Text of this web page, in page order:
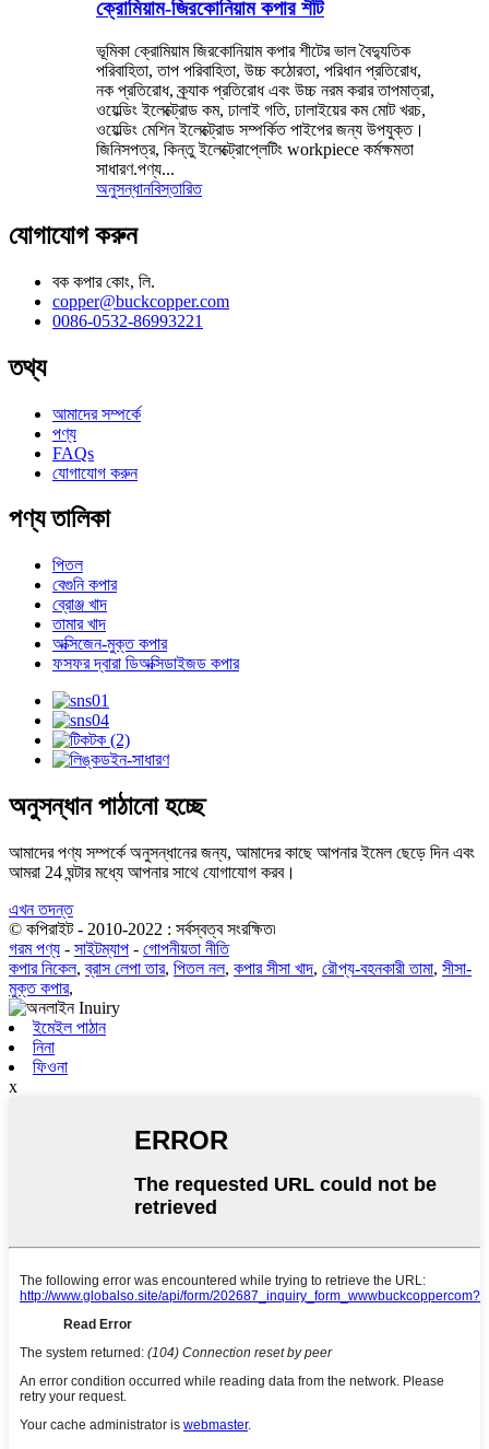
ক্রোমিয়াম-জিরকোনিয়াম কপার শীট
ভূমিকা ক্রোমিয়াম জিরকোনিয়াম কপার শীটের ভাল বৈদ্যুতিক
পরিবাহিতা, তাপ পরিবাহিতা, উচ্চ কঠোরতা, পরিধান প্রতিরোধ,
নক প্রতিরোধ, ক্র্যাক প্রতিরোধ এবং উচ্চ নরম করার তাপমাত্রা,
ওয়েল্ডিং ইলেক্ট্রোড কম, ঢালাই গতি, ঢালাইয়ের কম মোট খরচ,
ওয়েল্ডিং মেশিন ইলেক্ট্রোড সম্পর্কিত পাইপের জন্য উপযুক্ত।
জিনিসপত্র, কিন্তু ইলেক্ট্রোপ্লেটিং workpiece কর্মক্ষমতা
সাধারণ.পণ্য...
অনুসন্ধানবিস্তারিত
যোগাযোগ করুন
বক কপার কোং, লি.
copper@buckcopper.com
0086-0532-86993221
তথ্য
আমাদের সম্পর্কে
পণ্য
FAQs
যোগাযোগ করুন
পণ্য তালিকা
পিতল
বেগুনি কপার
ব্রোঞ্জ খাদ
তামার খাদ
অক্সিজেন-মুক্ত কপার
ফসফর দ্বারা ডিঅক্সিডাইজড কপার
অনুসন্ধান পাঠানো হচ্ছে
আমাদের পণ্য সম্পর্কে অনুসন্ধানের জন্য, আমাদের কাছে আপনার ইমেল ছেড়ে দিন এবং
আমরা 24 ঘন্টার মধ্যে আপনার সাথে যোগাযোগ করব।
এখন তদন্ত
© কপিরাইট - 2010-2022 : সর্বস্বত্ব সংরক্ষিত৷
গরম পণ্য - সাইটম্যাপ - গোপনীয়তা নীতি
কপার নিকেল,ব্রাস লেপা তার, পিতল নল, কপার সীসা খাদ, রৌপ্য-বহনকারী তামা, সীসা-
মুক্ত কপার,
ইমেইল পাঠান
নিনা
ফিওনা
x